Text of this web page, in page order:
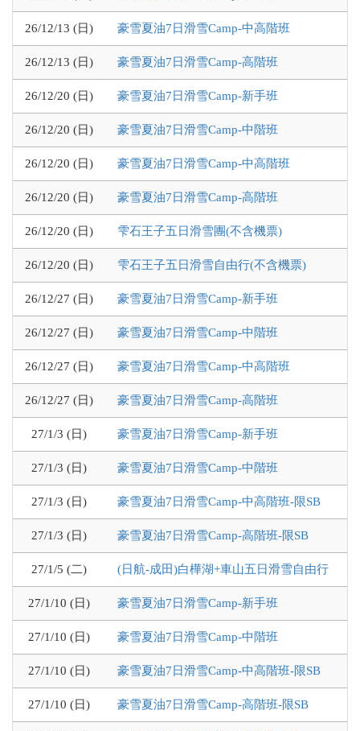
26/12/13 (日) 豪雪夏油7日滑雪Camp-中高階班
26/12/13 (日) 豪雪夏油7日滑雪Camp-高階班
26/12/20 (日) 豪雪夏油7日滑雪Camp-新手班
26/12/20 (日) 豪雪夏油7日滑雪Camp-中階班
26/12/20 (日) 豪雪夏油7日滑雪Camp-中高階班
26/12/20 (日) 豪雪夏油7日滑雪Camp-高階班
26/12/20 (日) 雫石王子五日滑雪團(不含機票)
26/12/20 (日) 雫石王子五日滑雪自由行(不含機票)
26/12/27 (日) 豪雪夏油7日滑雪Camp-新手班
26/12/27 (日) 豪雪夏油7日滑雪Camp-中階班
26/12/27 (日) 豪雪夏油7日滑雪Camp-中高階班
26/12/27 (日) 豪雪夏油7日滑雪Camp-高階班
27/1/3 (日) 豪雪夏油7日滑雪Camp-新手班
27/1/3 (日) 豪雪夏油7日滑雪Camp-中階班
27/1/3 (日) 豪雪夏油7日滑雪Camp-中高階班-限SB
27/1/3 (日) 豪雪夏油7日滑雪Camp-高階班-限SB
27/1/5 (二) (日航-成田)白樺湖+車山五日滑雪自由行
27/1/10 (日) 豪雪夏油7日滑雪Camp-新手班
27/1/10 (日) 豪雪夏油7日滑雪Camp-中階班
27/1/10 (日) 豪雪夏油7日滑雪Camp-中高階班-限SB
27/1/10 (日) 豪雪夏油7日滑雪Camp-高階班-限SB